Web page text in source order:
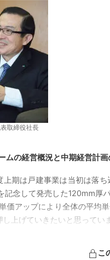
表取締役社長
ムの経営概況と中期経営計
期は戸建事業は当初は落ち
記念して発売した120mm厚
価アップにより全体の平均
上げていきたいと思ってい
こ